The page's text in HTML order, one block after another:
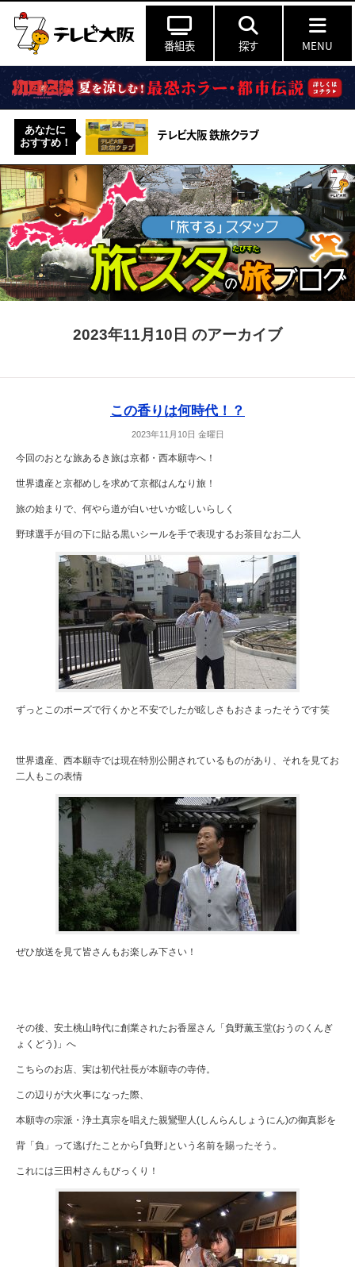
番組表 探す MENU
あなたに
おすすめ！
テレビ大阪 鉄旅クラブ
2023年11月10日 のアーカイブ
この香りは何時代！？
2023年11月10日 金曜日
今回のおとな旅あるき旅は京都・西本願寺へ！
世界遺産と京都めしを求めて京都はんなり旅！
旅の始まりで、何やら道が白いせいか眩しいらしく
野球選手が目の下に貼る黒いシールを手で表現するお茶目なお二人
ずっとこのポーズで行くかと不安でしたが眩しさもおさまったそうです笑
世界遺産、西本願寺では現在特別公開されているものがあり、それを見てお
二人もこの表情
ぜひ放送を見て皆さんもお楽しみ下さい！
その後、安土桃山時代に創業されたお香屋さん「負󠄁野薫玉堂(おうのくんぎ
ょくどう)」へ
こちらのお店、実は初代社長が本願寺の寺侍。
この辺りが大火事になった際、
本願寺の宗派・浄土真宗を唱えた親鸞聖人(しんらんしょうにん)の御真影を
背「負」って逃げたことから｢負󠄁野｣という名前を賜ったそう。
これには三田村さんもびっくり！